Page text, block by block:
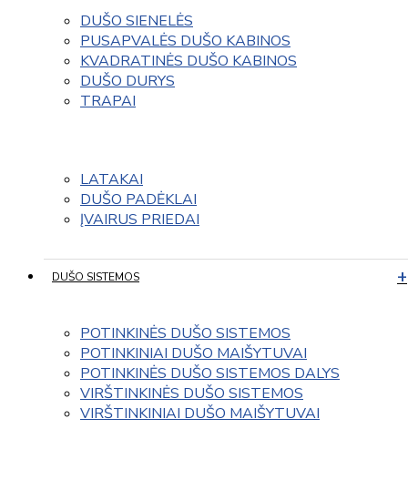
DUŠO SIENELĖS
PUSAPVALĖS DUŠO KABINOS
KVADRATINĖS DUŠO KABINOS
DUŠO DURYS
TRAPAI
LATAKAI
DUŠO PADĖKLAI
ĮVAIRUS PRIEDAI
DUŠO SISTEMOS
POTINKINĖS DUŠO SISTEMOS
POTINKINIAI DUŠO MAIŠYTUVAI
POTINKINĖS DUŠO SISTEMOS DALYS
VIRŠTINKINĖS DUŠO SISTEMOS
VIRŠTINKINIAI DUŠO MAIŠYTUVAI